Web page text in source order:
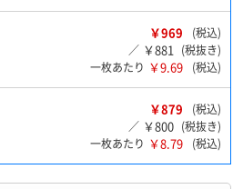
￥969
(税込)
／ ￥881 (税抜き)
一枚あたり ￥9.69 (税込)
￥879
(税込)
／ ￥800 (税抜き)
一枚あたり ￥8.79 (税込)